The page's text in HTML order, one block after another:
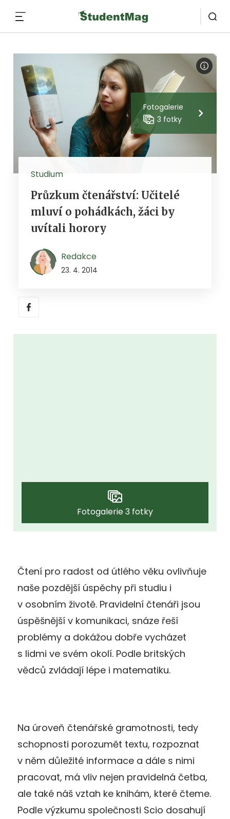
Fotogalerie
3 fotky
Studium
Průzkum čtenářství: Učitelé
mluví o pohádkách, žáci by
uvítali horory
Redakce
23. 4. 2014
Fotogalerie 3 fotky
Čtení pro radost od útlého věku ovlivňuje
naše pozdější úspěchy při studiu i
v osobním životě. Pravidelní čtenáři jsou
úspěšnější v komunikaci, snáze řeší
problémy a dokážou dobře vycházet
s lidmi ve svém okolí. Podle britských
vědců zvládají lépe i matematiku.
Na úroveň čtenářské gramotnosti, tedy
schopnosti porozumět textu, rozpoznat
v něm důležité informace a dále s nimi
pracovat, má vliv nejen pravidelná četba,
ale také náš vztah ke knihám, které čteme.
Podle výzkumu společnosti Scio dosahují